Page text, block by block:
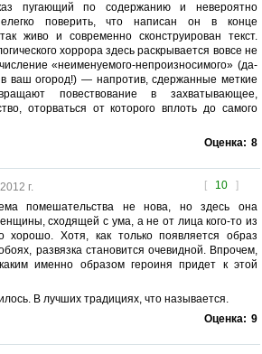
пугающий по содержанию и невероятно
поверить, что написан он в конце
живо и современно сконструирован текст.
хоррора здесь раскрывается вовсе не
«неименуемого-непроизносимого» (да-
ваш огород!) — напротив, сдержанные меткие
повествование в захватывающее,
оторваться от которого вплоть до самого
Оценка: 8
[ 10 ]
г.
помешательства не нова, но здесь она
сходящей с ума, а не от лица кого-то из
хорошо. Хотя, как только появляется образ
развязка становится очевидной. Впрочем,
именно образом героиня придет к этой
В лучших традициях, что называется.
Оценка: 9